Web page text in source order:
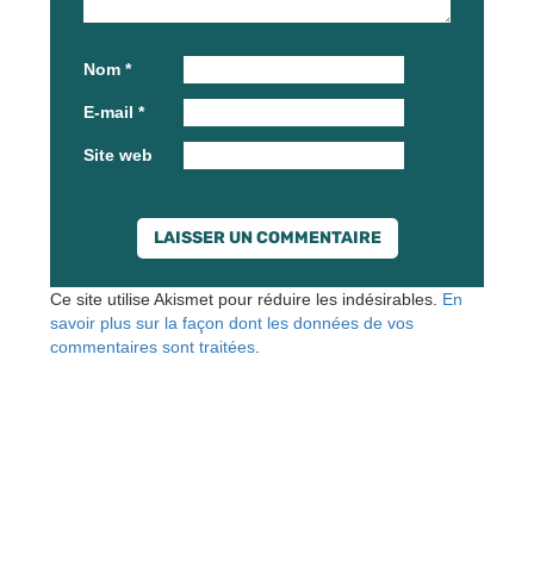
Nom *
E-mail *
Site web
Ce site utilise Akismet pour réduire les indésirables. En
savoir plus sur la façon dont les données de vos
commentaires sont traitées